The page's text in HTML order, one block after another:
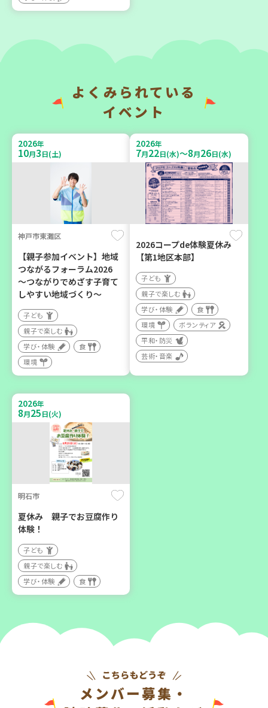
キリン健康セミナー
大人向け 食
助け合いカフェ＆コープく
らしの助け合いの会相談会
【第4地区】
カフェ・つどい場
9月 4日(金)
三木市
子育てひろば「うっきっき
ー!」
親子で楽しむ
学び・体験
2026 年
8月1日(土)～
明石市
2026年８月度 「子育てひ
ろば」のご案内 ～明石か
ら高砂エリア～ 【第6地
よくみられている
イベント
2026年
10月3日(土)
神戸市東灘区
【親子参加イベント】地域
つながるフォーラム2026
～つながりでめざす子育て
しやすい地域づくり～
子ども
親子で楽しむ
学び・体験
食
環境
2026年
7月22日(水)～8月26日(水)
2026コープde体験夏休み
【第1地区本部】
子ども
親子で楽しむ
学び・体験
食
環境
ボランティア
平和・防災
芸術・音楽
2026年
8月25日(火)
明石市
夏休み 親子でお豆腐作り
体験！
子ども
親子で楽しむ
学び・体験
食
メンバー募集・